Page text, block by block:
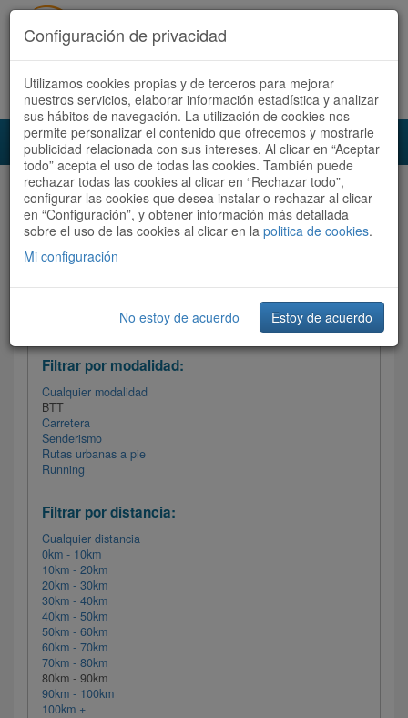
Acceder Registrate ahora Español | Català
Audioruta Todas las rutas
Todas las rutas
Ordenar por: Más recientes /
Filtrar las rutas
Filtrar por modalidad:
Cualquier modalidad
BTT
Carretera
Senderismo
Rutas urbanas a pie
Running
Filtrar por distancia:
Cualquier distancia
0km - 10km
10km - 20km
20km - 30km
30km - 40km
40km - 50km
50km - 60km
60km - 70km
70km - 80km
80km - 90km
90km - 100km
100km +
Configuración de privacidad
Utilizamos cookies propias y de terceros para mejorar
nuestros servicios, elaborar información estadística y analizar
sus hábitos de navegación. La utilización de cookies nos
permite personalizar el contenido que ofrecemos y mostrarle
publicidad relacionada con sus intereses. Al clicar en “Aceptar
todo” acepta el uso de todas las cookies. También puede
rechazar todas las cookies al clicar en “Rechazar todo”,
configurar las cookies que desea instalar o rechazar al clicar
en “Configuración”, y obtener información más detallada
sobre el uso de las cookies al clicar en la politica de cookies.
Mi configuración
No estoy de acuerdo Estoy de acuerdo